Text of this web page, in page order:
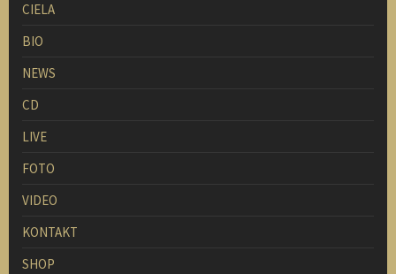
CIELA
BIO
NEWS
CD
LIVE
FOTO
VIDEO
KONTAKT
SHOP